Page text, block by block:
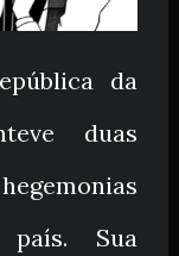
da
duas
Sua